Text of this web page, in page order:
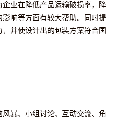
业在降低产品运输破损率，降
响等方面有较大帮助。同时提
并使设计出的包装方案符合国
暴、小组讨论、互动交流、角